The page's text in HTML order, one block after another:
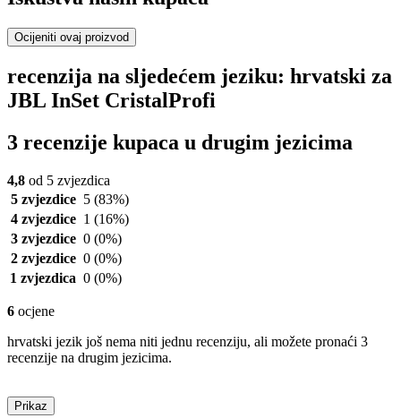
Ocijeniti ovaj proizvod
recenzija na sljedećem jeziku: hrvatski za
JBL InSet CristalProfi
3 recenzije kupaca u drugim jezicima
4,8 od 5 zvjezdica
5 zvjezdice 5 (83%)
4 zvjezdice 1 (16%)
3 zvjezdice 0 (0%)
2 zvjezdice 0 (0%)
1 zvjezdica 0 (0%)
6 ocjene
hrvatski jezik još nema niti jednu recenziju, ali možete pronaći 3
recenzije na drugim jezicima.
Prikaz